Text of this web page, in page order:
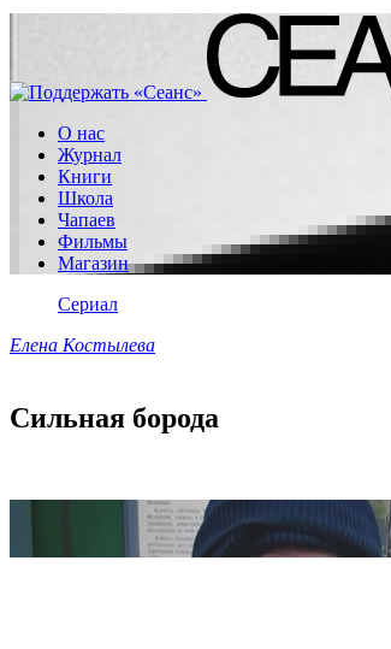
О нас
Журнал
Книги
Школа
Чапаев
Фильмы
Магазин
Сериал
Елена Костылева
Сильная борода